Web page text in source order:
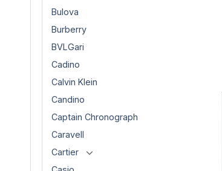
Bulova
Burberry
BVLGari
Cadino
Calvin Klein
Candino
Captain Chronograph
Caravell
Cartier